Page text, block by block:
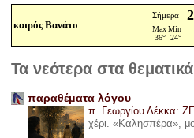
καιρός Βανάτο
Τα νεότερα στα
παραθέματα λόγου
π. Γεωργίου Λέκκα:
χέρι. «Καλησπέρα»,